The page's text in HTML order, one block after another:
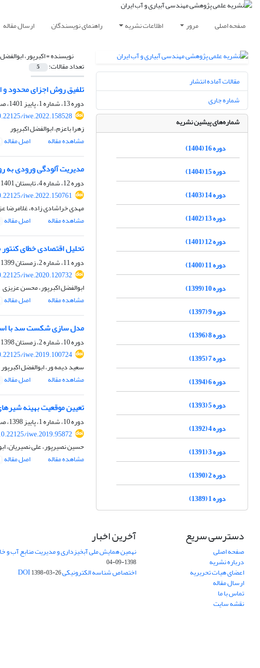
صفحه اصلی مرور اطلاعات نشریه راهنمای نویسندگان ارسال مقاله
نویسنده =اکبرپور، ابوالفضل
تعداد مقالات: 5
تلفیق روش اجزای محدود
دوره 13، شماره 1، پاییز 1401، صفحه
iwe.2022.158528
زهرا باعزم، ابوالفضل اکبرپور
مشاهده مقاله
اصل مقاله
مدیریت آلودگی ورودی به
دوره 12، شماره 4، تابستان 1401، صفحه
iwe.2022.150761
مهدی خراشادی زاده، غلامرضا
مشاهده مقاله
اصل مقاله
تحلیل اقتصادی خطای
دوره 11، شماره 2، زمستان 1399، صفحه
iwe.2020.120732
ابوالفضل اکبرپور، محسن عزیزی
مشاهده مقاله
اصل مقاله
مدل سازی شکست سد با
دوره 10، شماره 2، زمستان 1398، صفحه
iwe.2019.100724
سعید دیمه ور، ابوالفضل اکبرپور
مشاهده مقاله
اصل مقاله
تعیین موقعیت بهینه
دوره 10، شماره 1، پاییز 1398، صفحه
iwe.2019.95872
حسین نصیرپور، علی نصیریان،
مشاهده مقاله
اصل مقاله
مقالات آماده انتشار
شماره جاری
شماره‌های پیشین نشریه
دوره 16 (1404)
دوره 15 (1404)
دوره 14 (1403)
دوره 13 (1402)
دوره 12 (1401)
دوره 11 (1400)
دوره 10 (1399)
دوره 9 (1397)
دوره 8 (1396)
دوره 7 (1395)
دوره 6 (1394)
دوره 5 (1393)
دوره 4 (1392)
دوره 3 (1391)
دوره 2 (1390)
دوره 1 (1389)
دسترسی سریع
صفحه اصلی
درباره نشریه
اعضای هیات تحریریه
ارسال مقاله
تماس با ما
نقشه سایت
آخرین اخبار
نهمین همایش ملی آبخیزداری و مدیریت منابع آب و
1398-09-04
اختصاص شناسه الکترونیکی DOI1398-03-26